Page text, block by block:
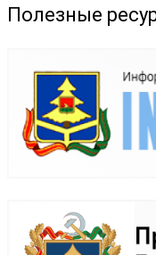
Полезные